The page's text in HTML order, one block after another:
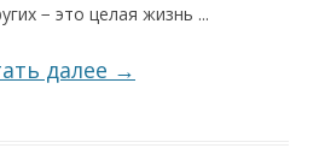
− это целая жизнь ...
далее →